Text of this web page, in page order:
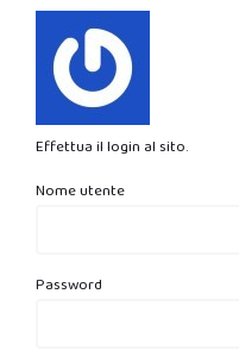
Effettua il login al sito.
Nome utente
Password